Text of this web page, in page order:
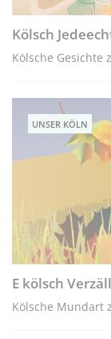
Kölsch
Kölsche Gesichte
UNSER KÖLN
E kölsch
Kölsche Mundart